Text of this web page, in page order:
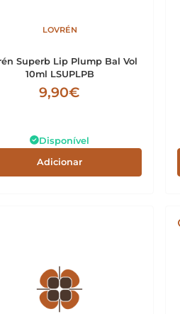
LOVRÉN
Superb Lip Plump Bal Vol
10ml LSUPLPB
9,90€
Disponível
Adicionar